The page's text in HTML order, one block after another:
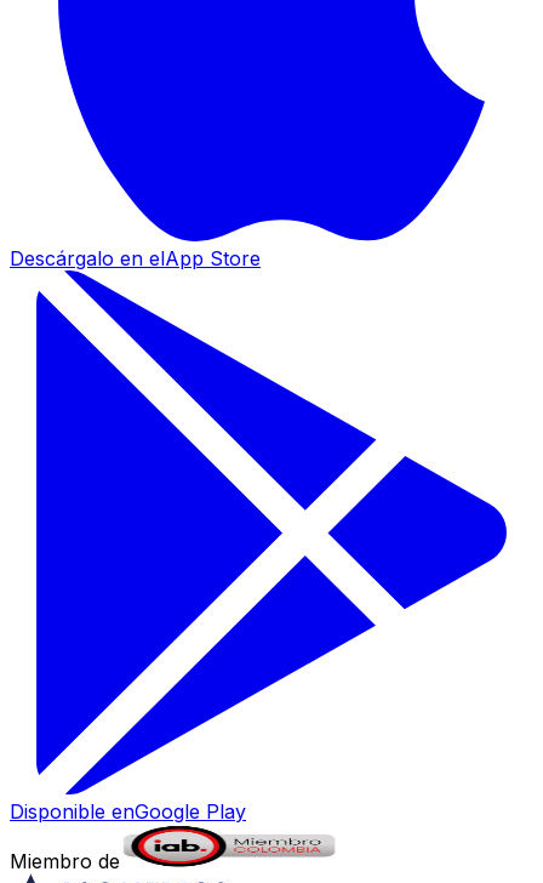
Descárgalo en elApp Store
Disponible enGoogle Play
Miembro de